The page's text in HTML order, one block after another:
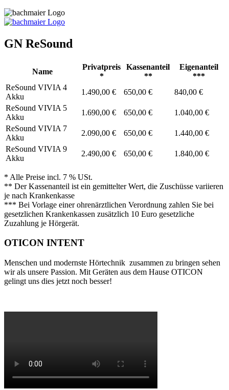
GN ReSound
Name
Privatpreis
*
Kassenanteil
**
Eigenanteil
***
ReSound VIVIA 4
Akku
1.490,00 € 650,00 €
840,00 €
ReSound VIVIA 5
Akku
1.690,00 € 650,00 €
1.040,00 €
ReSound VIVIA 7
Akku
2.090,00 € 650,00 €
1.440,00 €
ReSound VIVIA 9
Akku
2.490,00 € 650,00 € 1.840,00 €
* Alle Preise incl. 7 % USt.
** Der Kassenanteil ist ein gemittelter Wert, die Zuschüsse variieren
je nach Krankenkasse
*** Bei Vorlage einer ohrenärztlichen Verordnung zahlen Sie bei
gesetzlichen Krankenkassen zusätzlich 10 Euro gesetzliche
Zuzahlung je Hörgerät.
OTICON INTENT
Menschen und modernste Hörtechnik zusammen zu bringen sehen
wir als unsere Passion. Mit Geräten aus dem Hause OTICON
gelingt uns dies jetzt noch besser!